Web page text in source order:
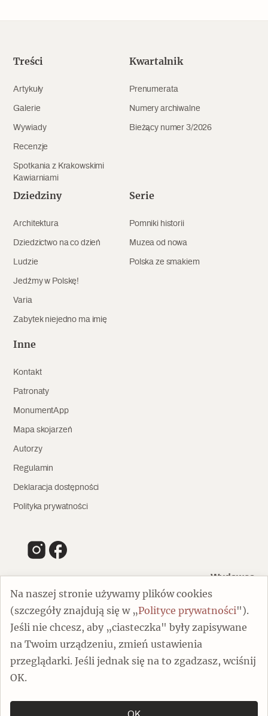
Na naszej stronie używamy plików cookies
(szczegóły znajdują się w „Polityce prywatności").
Jeśli nie chcesz, aby „ciasteczka" były zapisywane
na Twoim urządzeniu, zmień ustawienia
przeglądarki. Jeśli jednak się na to zgadzasz, wciśnij
OK.
OK
Treści
Artykuły
Galerie
Wywiady
Recenzje
Spotkania z Krakowskimi
Kawiarniami
Kwartalnik
Prenumerata
Numery archiwalne
Bieżący numer 3/2026
Dziedziny
Architektura
Dziedzictwo na co dzień
Ludzie
Jedźmy w Polskę!
Varia
Zabytek niejedno ma imię
Serie
Pomniki historii
Muzea od nowa
Polska ze smakiem
Inne
Kontakt
Patronaty
MonumentApp
Mapa skojarzeń
Autorzy
Regulamin
Deklaracja dostępności
Polityka prywatności
Wydawca
00-805 Warszawa
ul. Chmielna 132/134
Dofinansowano ze środków Ministra Kultury i Dziedzictwa
Narodowego